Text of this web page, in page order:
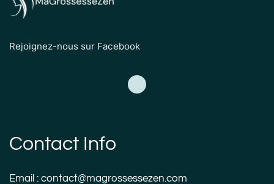
Rejoignez-nous sur Facebook
Contact Info
Email : contact@magrossessezen.com